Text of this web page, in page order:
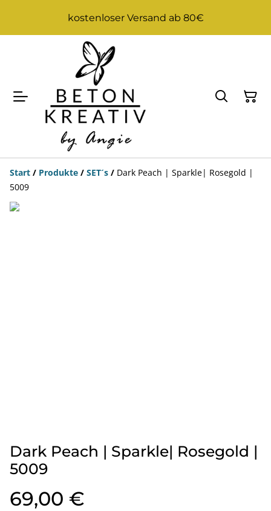
kostenloser Versand ab 80€
Start / Produkte / SET´s / Dark Peach | Sparkle| Rosegold |
5009
Dark Peach | Sparkle| Rosegold |
5009
69,00 €